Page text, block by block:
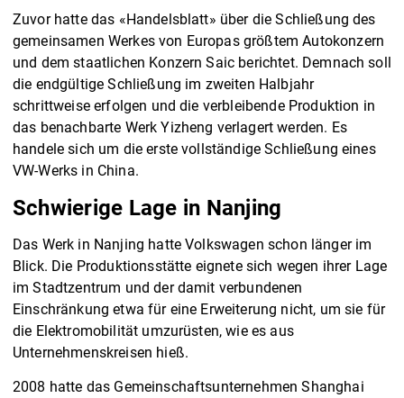
Zuvor hatte das «Handelsblatt» über die Schließung des
gemeinsamen Werkes von Europas größtem Autokonzern
und dem staatlichen Konzern Saic berichtet. Demnach soll
die endgültige Schließung im zweiten Halbjahr
schrittweise erfolgen und die verbleibende Produktion in
das benachbarte Werk Yizheng verlagert werden. Es
handele sich um die erste vollständige Schließung eines
VW-Werks in China.
Schwierige Lage in Nanjing
Das Werk in Nanjing hatte Volkswagen schon länger im
Blick. Die Produktionsstätte eignete sich wegen ihrer Lage
im Stadtzentrum und der damit verbundenen
Einschränkung etwa für eine Erweiterung nicht, um sie für
die Elektromobilität umzurüsten, wie es aus
Unternehmenskreisen hieß.
2008 hatte das Gemeinschaftsunternehmen Shanghai